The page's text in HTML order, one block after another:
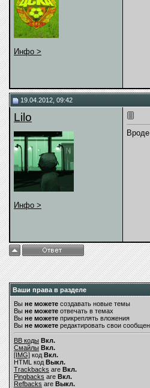
Инфо >
19.04.2012, 09:42
Lilo
Инфо >
Ваши права в разделе
Вы не можете создавать новые темы
Вы не можете отвечать в темах
Вы не можете прикреплять вложения
Вы не можете редактировать свои
BB коды Вкл.
Смайлы Вкл.
[IMG] код Вкл.
HTML код Выкл.
Trackbacks are Вкл.
Pingbacks are Вкл.
Refbacks are Выкл.